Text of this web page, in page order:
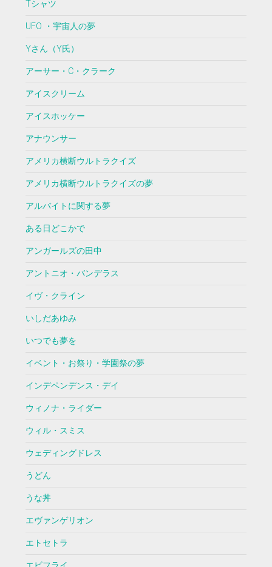
Tシャツ
UFO ・宇宙人の夢
Yさん（Y氏）
アーサー・C・クラーク
アイスクリーム
アイスホッケー
アナウンサー
アメリカ横断ウルトラクイズ
アメリカ横断ウルトラクイズの夢
アルバイトに関する夢
ある日どこかで
アンガールズの田中
アントニオ・バンデラス
イヴ・クライン
いしだあゆみ
いつでも夢を
イベント・お祭り・学園祭の夢
インデペンデンス・デイ
ウィノナ・ライダー
ウィル・スミス
ウェディングドレス
うどん
うな丼
エヴァンゲリオン
エトセトラ